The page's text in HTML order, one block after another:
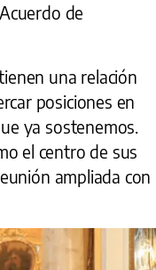
de
una relación
posiciones en
ya sostenemos.
el centro de sus
ampliada con